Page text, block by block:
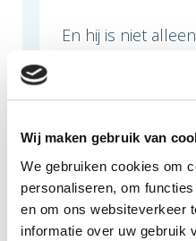
Wij maken gebruik van
We gebruiken cookies om
personaliseren, om
en om ons websiteverkeer
informatie over uw gebruik
En hij is niet
kinderen die
dapper, sterk en
Daarom rennen
Xavi. Voor al die
genezing en leven.